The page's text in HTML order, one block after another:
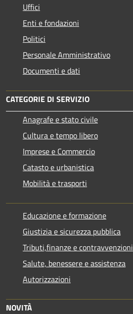
Uffici
Enti e fondazioni
Politici
Personale Amministrativo
Documenti e dati
CATEGORIE DI SERVIZIO
Anagrafe e stato civile
Cultura e tempo libero
Imprese e Commercio
Catasto e urbanistica
Mobilità e trasporti
Educazione e formazione
Giustizia e sicurezza pubblica
Tributi,finanze e contravvenzioni
Salute, benessere e assistenza
Autorizzazioni
NOVITÀ